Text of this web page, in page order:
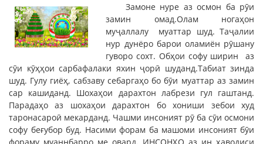
Замоне нуре аз осмон ба рӯи
замин омад.Олам ногаҳон
муҷаллалу муаттар шуд. Таҷалии
нур дунёро барои оламиён рӯшану
гуворо сохт. Обҳои софу ширин аз
сӯи кӯҳҳои сарбафалаки яхин ҷорӣ шуданд.Табиат зинда
шуд. Гулу гиёҳ, сабзаву себаргаҳо бо бӯи муаттар аз замин
сар кашиданд. Шохаҳои дарахтон лабрези гул гаштанд.
Парадаҳо аз шохаҳои дарахтон бо хониши зебои худ
таронасароӣ мекарданд. Чашми инсоният рӯ ба сӯи осмони
софу беғубор буд. Насими форам ба машоми инсоният бӯи